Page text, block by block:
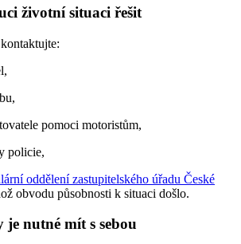
životní situaci řešit
pomoci motoristům,
policie,
oddělení zastupitelského úřadu České
obvodu působnosti k situaci došlo.
je nutné mít s sebou